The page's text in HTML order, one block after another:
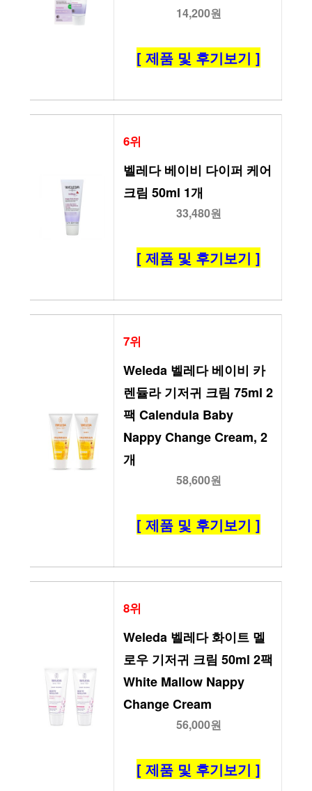
14,200원
[ 제품 및 후기보기 ]
6위
벨레다 베이비 다이퍼 케어
크림 50ml 1개
33,480원
[ 제품 및 후기보기 ]
7위
Weleda 벨레다 베이비 카
렌듈라 기저귀 크림 75ml 2
팩 Calendula Baby
Nappy Change Cream, 2
개
58,600원
[ 제품 및 후기보기 ]
8위
Weleda 벨레다 화이트 멜
로우 기저귀 크림 50ml 2팩
White Mallow Nappy
Change Cream
56,000원
[ 제품 및 후기보기 ]